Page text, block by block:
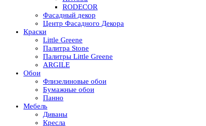
RODECOR
Фасадный декор
Центр Фасадного Декора
Краски
Little Greene
Палитра Stone
Палитры Little Greene
ARGILE
Обои
Флизелиновые обои
Бумажные обои
Панно
Мебель
Диваны
Кресла